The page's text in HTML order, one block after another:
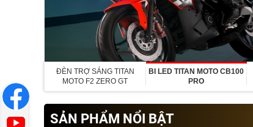
ĐÈN TRỢ SÁNG TITAN
MOTO F2 ZERO GT
BI LED TITAN MOTO CB100
PRO
SẢN PHẨM NỔI BẬT